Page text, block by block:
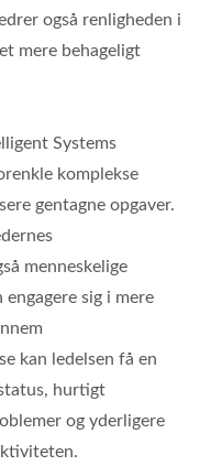
også renligheden i
mere behageligt
Systems
komplekse
gentagne opgaver.
menneskelige
engagere sig i mere
kan ledelsen få en
hurtigt
og yderligere